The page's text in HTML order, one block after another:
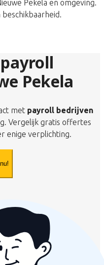
Pekela en omgeving.
Pekela
met payroll bedrijven
Vergelijk gratis offertes
enige verplichting.